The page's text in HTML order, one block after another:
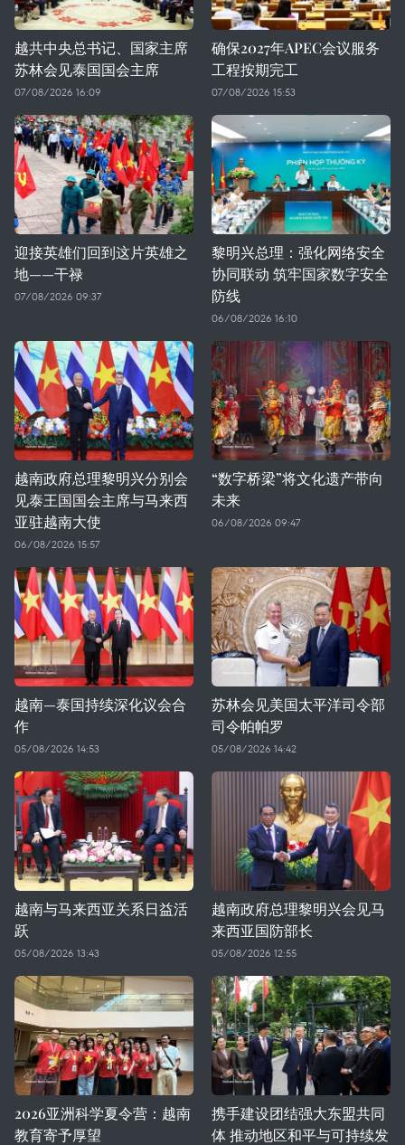
越共中央总书记、国家主席
苏林会见泰国国会主席
07/08/2026 16:09
确保2027年APEC会议服务
工程按期完工
07/08/2026 15:53
迎接英雄们回到这片英雄之
地——干禄
07/08/2026 09:37
黎明兴总理：强化网络安全
协同联动 筑牢国家数字安全
防线
06/08/2026 16:10
越南政府总理黎明兴分别会
见泰王国国会主席与马来西
亚驻越南大使
06/08/2026 15:57
“数字桥梁”将文化遗产带向
未来
06/08/2026 09:47
越南—泰国持续深化议会合
作
05/08/2026 14:53
苏林会见美国太平洋司令部
司令帕帕罗
05/08/2026 14:42
越南与马来西亚关系日益活
跃
05/08/2026 13:43
越南政府总理黎明兴会见马
来西亚国防部长
05/08/2026 12:55
2026亚洲科学夏令营：越南
教育寄予厚望
携手建设团结强大东盟共同
体 推动地区和平与可持续发